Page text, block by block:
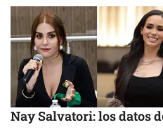
Nay Salvatori: los datos